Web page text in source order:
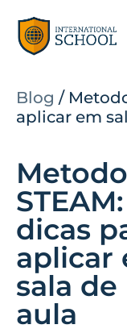
Blog /
aplicar em
dicas
aplicar
sala de
aula